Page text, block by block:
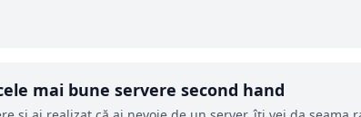
mai bune servere second hand